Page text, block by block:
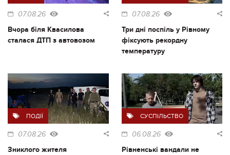
07.08.26
Вчора біля Квасилова
сталася ДТП з автовозом
07.08.26
Три дні поспіль у Рівному
фіксують рекордну
температуру
ПОДІЇ
07.08.26
Зниклого жителя
СУСПІЛЬСТВО
06.08.26
Рівненські вандали не